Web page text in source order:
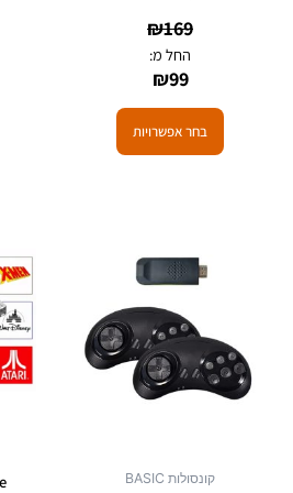
₪169
החל מ:
₪99
בחר אפשרויות
קונסולות BASIC
יש
סוגים.
ניתן
לבחור
את
המוצר